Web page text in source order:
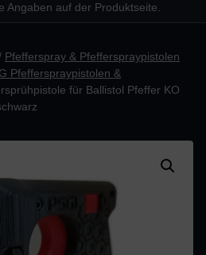
Angaben auf der Produktseite.
Pfefferspray & Pfefferspraypistolen
Pfefferspraypistolen &
für Ballistol Pfeffer KO